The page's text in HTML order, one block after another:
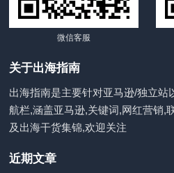
微信客服
关于出海指南
出海指南是主要针对亚马逊/独立站
航栏,涵盖亚马逊,关键词,网红营销,
及出海干货集锦,欢迎关注
近期文章